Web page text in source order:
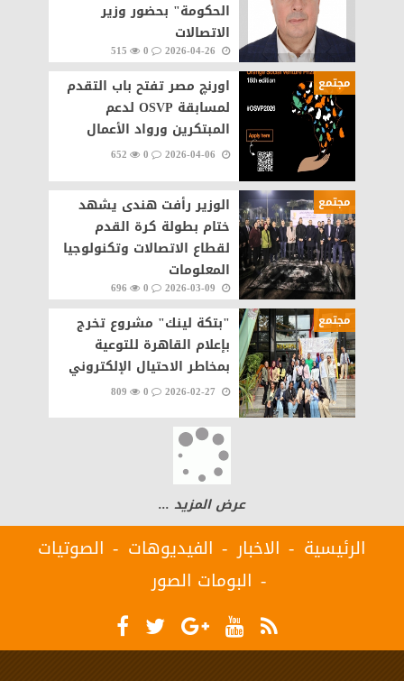
الحكومة" بحضور وزير
الاتصالات
0
515
مجتمع
اورنچ مصر تفتح باب التقدم
لمسابقة OSVP لدعم
المبتكرين ورواد الأعمال
0
652
مجتمع
الوزير رأفت هندى يشهد
ختام بطولة كرة القدم
لقطاع الاتصالات وتكنولوجيا
المعلومات
0
696
مجتمع
"بتكة لينك" مشروع تخرج
بإعلام القاهرة للتوعية
بمخاطر الاحتيال الإلكتروني
0
809
عرض المزيد ...
الرئيسية الاخبار الفيديوهات
الصوتيات
البومات الصور